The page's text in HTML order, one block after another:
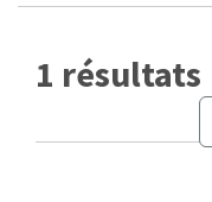
1 résultats